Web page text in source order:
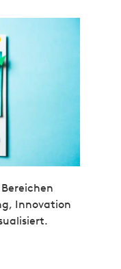
Innovation